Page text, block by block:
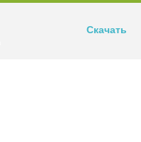
Скачать